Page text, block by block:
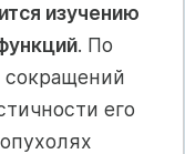
изучению
. По
сокращений
его